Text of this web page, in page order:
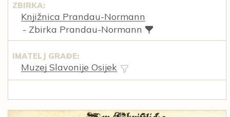
ZBIRKA:
Knjižnica Prandau-Normann
- Zbirka Prandau-Normann
IMATELJ GRAĐE:
Muzej Slavonije Osijek